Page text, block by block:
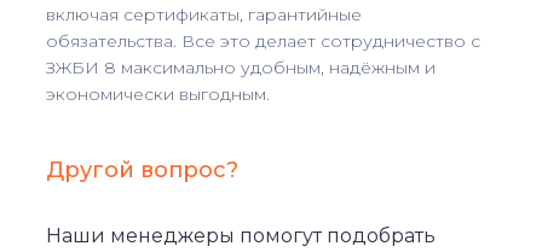
включая сертификаты, гарантийные
обязательства. Все это делает сотрудничество с
ЗЖБИ 8 максимально удобным, надёжным и
экономически выгодным.
Другой вопрос?
Наши менеджеры помогут подобрать